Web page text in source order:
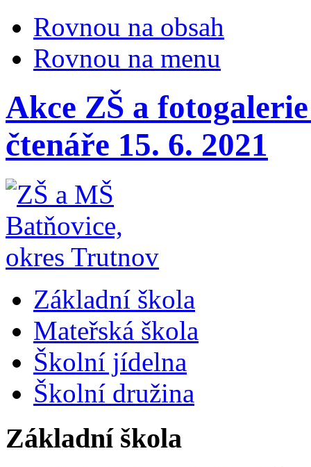
Rovnou na obsah
Rovnou na menu
Akce ZŠ a
čtenáře 15. 6. 2021
Základní škola
Mateřská škola
Školní jídelna
Školní družina
Základní škola